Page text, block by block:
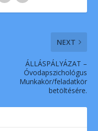
NEXT
ÁLLÁSPÁLYÁZAT –
Óvodapszichológus
Munkakör/feladatkör
betöltésére.